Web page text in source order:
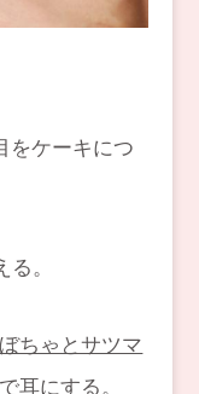
をケーキにつ
。
ちゃとサツマ
耳にする。